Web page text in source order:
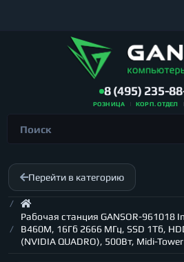
8 (495) 235-
РОЗНИЦА КОРП. ОТДЕЛ
Перейти в категорию
Рабочая станция GANSOR-961018
B460M, 16Гб 2666 МГц, SSD 1Тб,
(NVIDIA QUADRO), 500Вт, Midi-